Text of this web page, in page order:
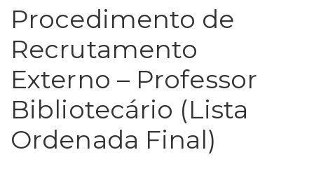
Procedimento de
Recrutamento
Externo – Professor
Bibliotecário (Lista
Ordenada Final)